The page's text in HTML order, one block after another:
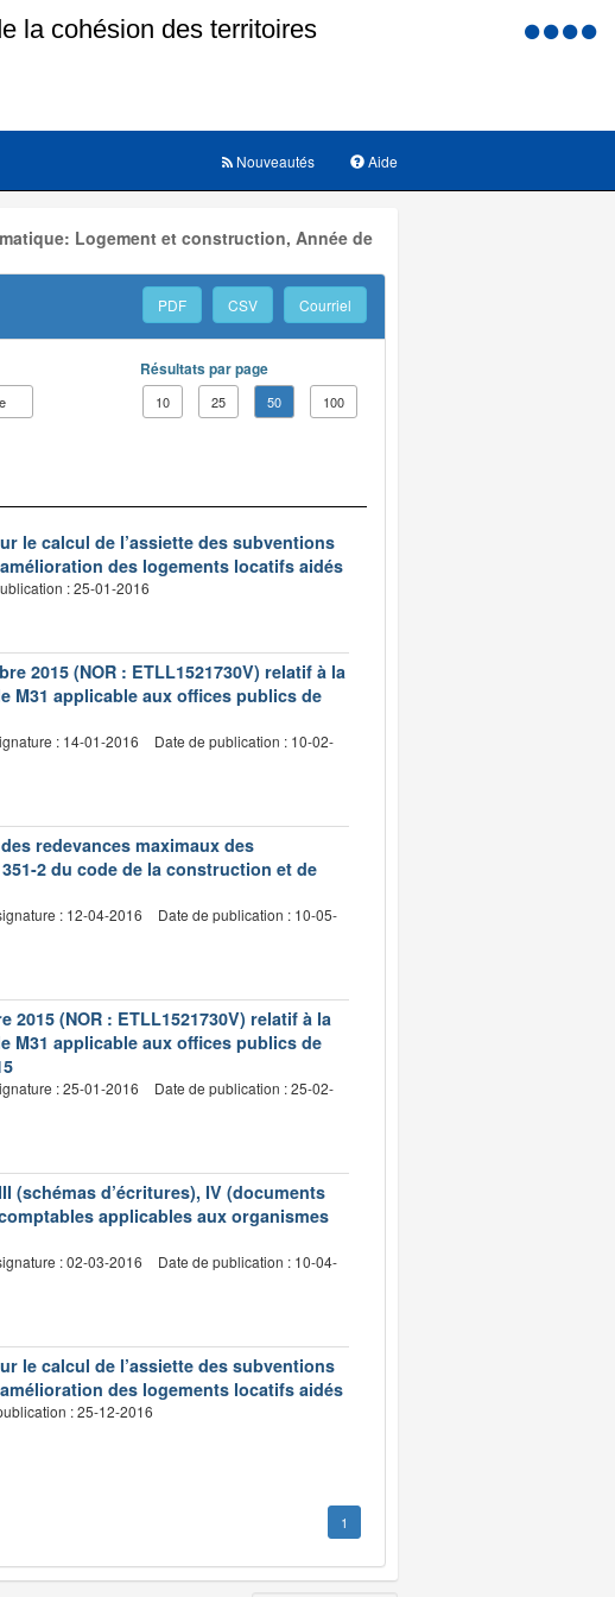
Menu
Aide
Nouveautés
Logement et construction, Année de
PDF CSV Courriel
Résultats par page
10 25 50 100
le calcul de l’assiette des subventions
des logements locatifs aidés
: 25-01-2016
2015 (NOR : ETLL1521730V) relatif à la
M31 applicable aux offices publics de
: 14-01-2016
Date de publication : 10-02-
redevances maximaux des
2 du code de la construction et de
: 12-04-2016
Date de publication : 10-05-
(NOR : ETLL1521730V) relatif à la
M31 applicable aux offices publics de
: 25-01-2016
Date de publication : 25-02-
(schémas d’écritures), IV (documents
applicables aux organismes
: 02-03-2016
Date de publication : 10-04-
le calcul de l’assiette des subventions
des logements locatifs aidés
: 25-12-2016
1